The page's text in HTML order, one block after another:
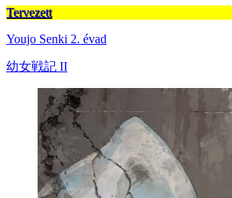
Tervezett
Youjo Senki 2. évad
幼女戦記 II